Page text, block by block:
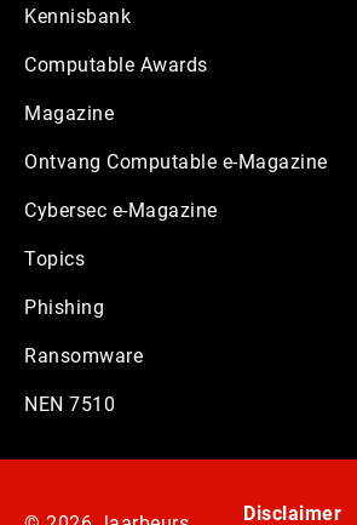
Kennisbank
Computable Awards
Magazine
Ontvang Computable e-Magazine
Cybersec e-Magazine
Topics
Phishing
Ransomware
NEN 7510
Disclaimer